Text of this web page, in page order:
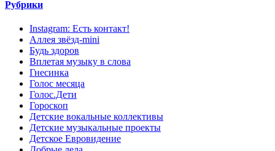
Рубрики
Instagram: Есть контакт!
Аллея звёзд-mini
Будь здоров
Вплетая музыку в слова
Гнесинка
Голос месяца
Голос.Дети
Гороскоп
Детские вокальные коллективы
Детские музыкальные проекты
Детское Евровидение